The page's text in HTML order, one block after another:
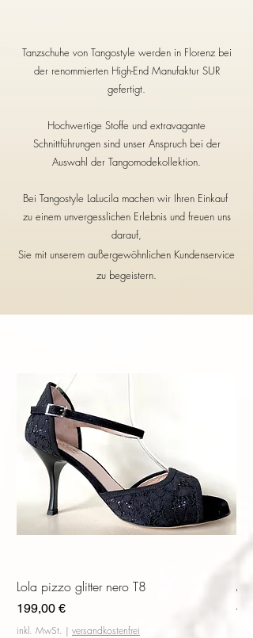
Tanzschuhe von Tangostyle werden in Florenz bei
der renommierten High-End Manufaktur SUR
gefertigt.
Hochwertige Stoffe und extravagante
Schnittführungen sind unser Anspruch bei der
Auswahl der Tangomodekollektion.
Bei Tangostyle LaLucila machen wir Ihren Einkauf
zu einem unvergesslichen Erlebnis und freuen uns
darauf,
Sie mit unserem außergewöhnlichen Kundenservice
zu begeistern.
Lola pizzo glitter nero T8
Preis
199,00 €
inkl. MwSt. | versandkostenfrei
M